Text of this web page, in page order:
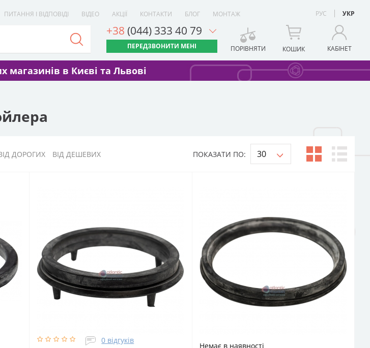
ПИТАННЯ І ВІДПОВІДІ ВІДЕО АКЦІЇ КОНТАКТИ БЛОГ МОНТАЖ РУС УКР
+38 (044) 333 40 79
ПЕРЕДЗВОНИТИ МЕНІ ПОРІВНЯТИ КОШИК КАБІНЕТ
магазинів в Києві та Львові
ДОРОГИХ ВІД ДЕШЕВИХ ПОКАЗАТИ ПО:
0 відгуків
Немає в наявності